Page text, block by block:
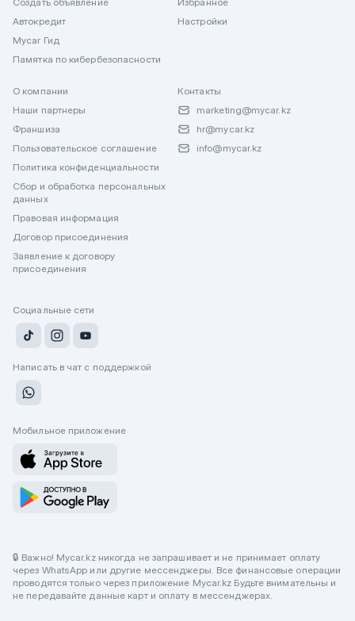
Автокредит
Mycar Гид
Памятка по кибербезопасности
Настройки
О компании
Наши партнеры
Франшиза
Пользовательское соглашение
Политика конфиденциальности
Сбор и обработка персональных
данных
Правовая информация
Договор присоединения
Заявление к договору
присоединения
Контакты
marketing@mycar.kz
hr@mycar.kz
info@mycar.kz
Социальные сети
Написать в чат с поддержкой
Мобильное приложение
🔒 Важно! Mycar.kz никогда не запрашивает и не принимает оплату
через WhatsApp или другие мессенджеры. Все финансовые операции
проводятся только через приложение Mycar.kz Будьте внимательны и
не передавайте данные карт и оплату в мессенджерах.